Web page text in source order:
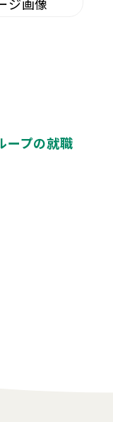
ープの就職